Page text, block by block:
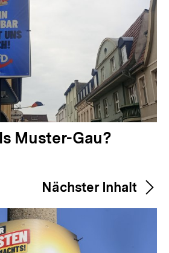
Muster-Gau?
Nächster Inhalt